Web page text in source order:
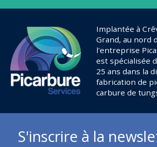
Implantée à
Grand, au nord
l'entreprise
est spécialisée
25 ans dans la
fabrication de
carbure de
S'inscrire à la